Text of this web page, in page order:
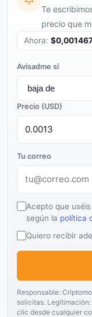
Te
precio que
Ahora:
Avisadme si
Precio (USD)
Tu correo
Acepto que
según la política
Quiero recibir
Responsable:
solicitas.
clic desde cualquier